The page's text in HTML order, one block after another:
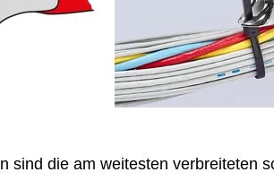
sind die am weitesten verbreiteten